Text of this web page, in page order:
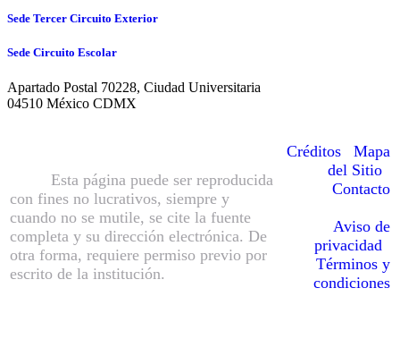
Sede Tercer Circuito Exterior
Sede Circuito Escolar
Apartado Postal 70228, Ciudad Universitaria
04510 México CDMX
Esta página puede ser reproducida
con fines no lucrativos, siempre y
cuando no se mutile, se cite la fuente
completa y su dirección electrónica. De
otra forma, requiere permiso previo por
escrito de la institución.
Créditos
Mapa
del Sitio
Contacto
Aviso de
privacidad
Términos y
condiciones